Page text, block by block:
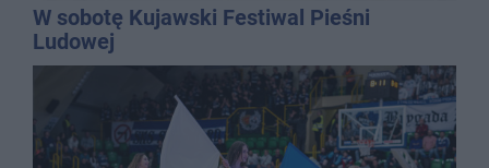
W sobotę Kujawski Festiwal Pieśni
Ludowej